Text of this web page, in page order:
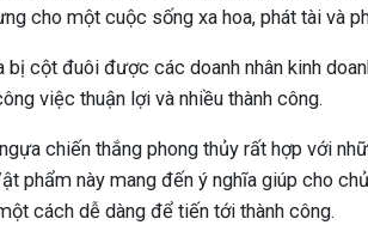
cho một cuộc sống xa hoa, phát tài và
bị cột đuôi được các doanh nhân kinh
việc thuận lợi và nhiều thành công.
chiến thắng phong thủy rất hợp với
phẩm này mang đến ý nghĩa giúp cho
cách dễ dàng để tiến tới thành công.